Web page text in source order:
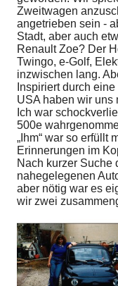
Zweitwagen
angetrieben sein -
Stadt, aber auch
Renault Zoe? Der
Twingo, e-Golf,
inzwischen lang.
Inspiriert durch
USA haben wir uns
Ich war
500e
„Ihm“ war so erfüllt
Erinnerungen im
Nach kurzer Suche
nahegelegenen
aber nötig war es
wir zwei